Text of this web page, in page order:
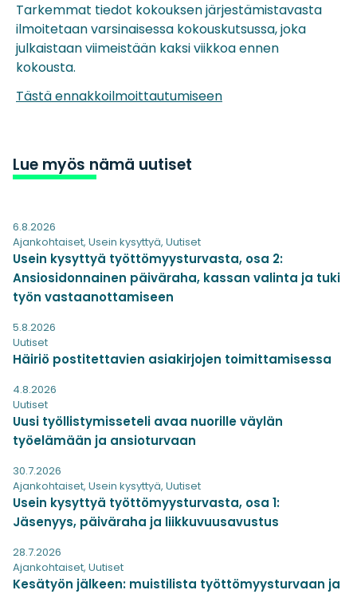
Lue myös nämä uutiset
6.8.2026
Ajankohtaiset, Usein kysyttyä, Uutiset
Usein kysyttyä työttömyysturvasta, osa 2:
Ansiosidonnainen päiväraha, kassan valinta ja tuki
työn vastaanottamiseen
5.8.2026
Uutiset
Häiriö postitettavien asiakirjojen toimittamisessa
4.8.2026
Uutiset
Uusi työllistymisseteli avaa nuorille väylän
työelämään ja ansioturvaan
30.7.2026
Ajankohtaiset, Usein kysyttyä, Uutiset
Usein kysyttyä työttömyysturvasta, osa 1:
Jäsenyys, päiväraha ja liikkuvuusavustus
28.7.2026
Ajankohtaiset, Uutiset
Kesätyön jälkeen: muistilista työttömyysturvaan ja
Tarkemmat tiedot kokouksen järjestämistavasta
ilmoitetaan varsinaisessa kokouskutsussa, joka
julkaistaan viimeistään kaksi viikkoa ennen
kokousta.
Tästä ennakkoilmoittautumiseen